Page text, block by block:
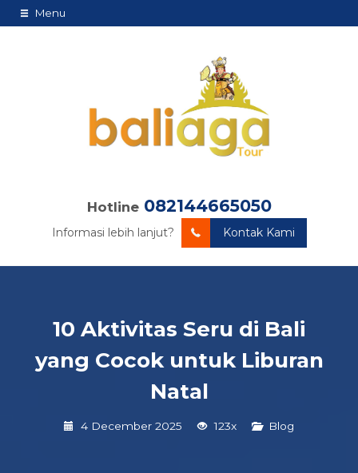
Menu
Hotline 082144665050
Informasi lebih lanjut? Kontak Kami
10 Aktivitas Seru di Bali
yang Cocok untuk Liburan
Natal
4 December 2025 123x Blog